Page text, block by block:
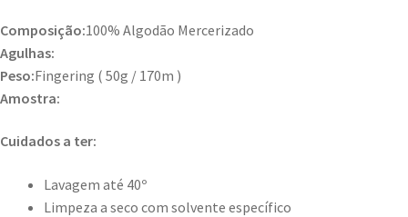
Composição:100% Algodão Mercerizado
Agulhas:
Peso:Fingering ( 50g / 170m )
Amostra:
Cuidados a ter:
Lavagem até 40º
Limpeza a seco com solvente específico